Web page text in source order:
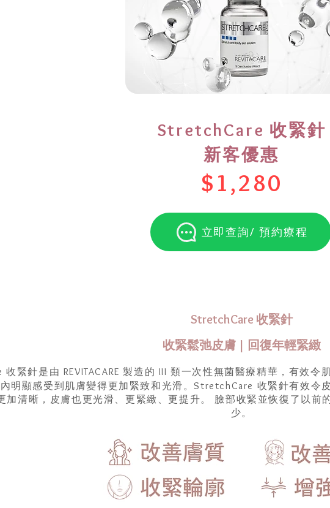
StretchCare 收緊針
新客優惠
$1,280
立即查詢/ 預約療程
StretchCare 收緊針
收緊鬆弛皮膚 | 回復年輕緊緻
緊針是由 REVITACARE 製造的 III 類一次性無菌醫療精華，有效令
明顯感受到肌膚變得更加緊致和光滑 。StretchCare 收緊針有效令
加清晰，皮膚也更光滑、更緊緻、更提升。 臉部收緊並恢復了以前
少。